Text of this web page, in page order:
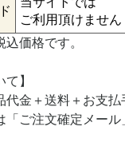
ご利用頂けません
価格です。
】
代金＋送料＋お支払
「ご注文確定メール